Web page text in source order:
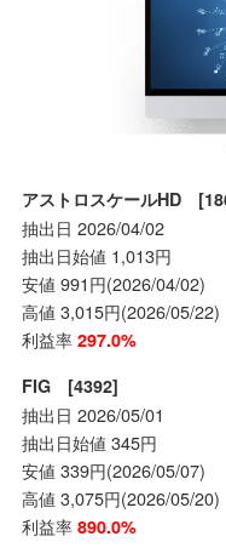
アストロスケールHD
抽出日 2026/04/02
抽出日始値 1,013円
安値 991円(2026/04/02)
高値 3,015円(2026/05/22)
利益率 297.0%
FIG [4392]
抽出日 2026/05/01
抽出日始値 345円
安値 339円(2026/05/07)
高値 3,075円(2026/05/20)
利益率 890.0%